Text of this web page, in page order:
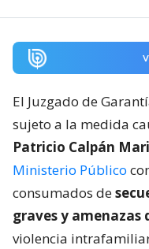
El Juzgado de
sujeto a la medida
Patricio Calpán
Ministerio Público
consumados de
graves y amenazas
violencia